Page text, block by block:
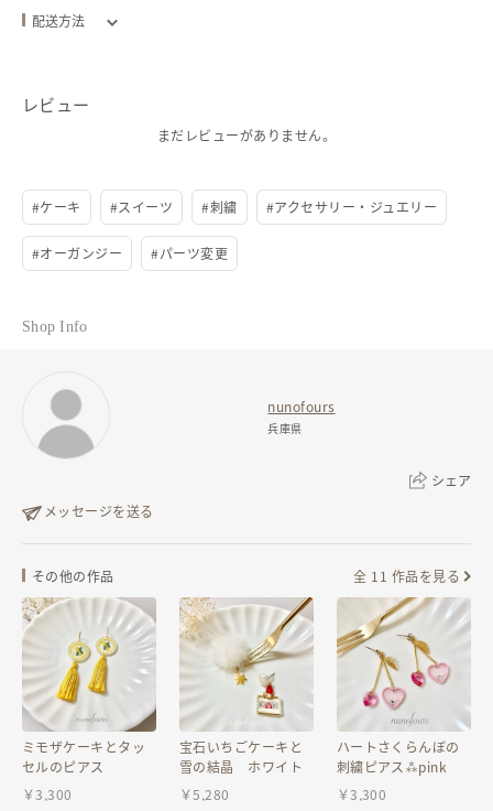
ノンホールピアス 0
ネジバネ式イヤリング 0
※パーツ変更の場合は、写真のパールチャームはつきません。
あらかじめご了承下さい。
◆サイズ◆
(個体差あり)
◆素材◆
刺繍糸、スワロフスキー、パール、チェコビーズ、金属パーツ、金属イ
ヤリングパーツ
ギフトラッピングをご希望の方は、ギャラリーにて有料ラッピングの説
明をしておりますのでご確認の上ご選択下さい。
◆発送方法◆
定型郵便にて発送
ご注文を受けてから刺繍をしますので、3〜5日程お時間をいただいてお
配送方法
￥120
発送元地域： 兵庫県
レビュー
まだレビューがありません。
#ケーキ #スイーツ #刺繍 #アクセサリー・ジュエリー
#オーガンジー #パーツ変更
Shop Info
nunofours
兵庫県
シェア
リンクをコピー
メッセージを送る
その他の作品 全 11 作品を見る
ミモザケーキとタッ
セルのピアス
￥3,300
宝石いちごケーキと
雪の結晶 ホワイト
￥5,280
ハートさくらんぼの
刺繍ピアス⁂pink
￥3,300